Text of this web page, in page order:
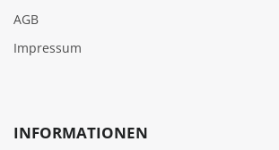
AGB
Impressum
INFORMATIONEN